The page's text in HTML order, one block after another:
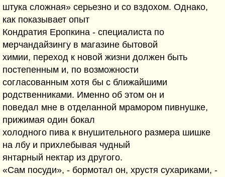
штука сложная» серьезно и со вздохом. Однако,
как показывает опыт
Кондратия Еропкина - специалиста по
мерчандайзингу в магазине бытовой
химии, переход к новой жизни должен быть
постепенным и, по возможности
согласованным хотя бы с ближайшими
родственниками. Именно об этом он и
поведал мне в отделанной мрамором пивнушке,
прижимая один бокал
холодного пива к внушительного размера шишке
на лбу и прихлебывая чудный
янтарный нектар из другого.
«Сам посуди», - бормотал он, хрустя сухариками, -